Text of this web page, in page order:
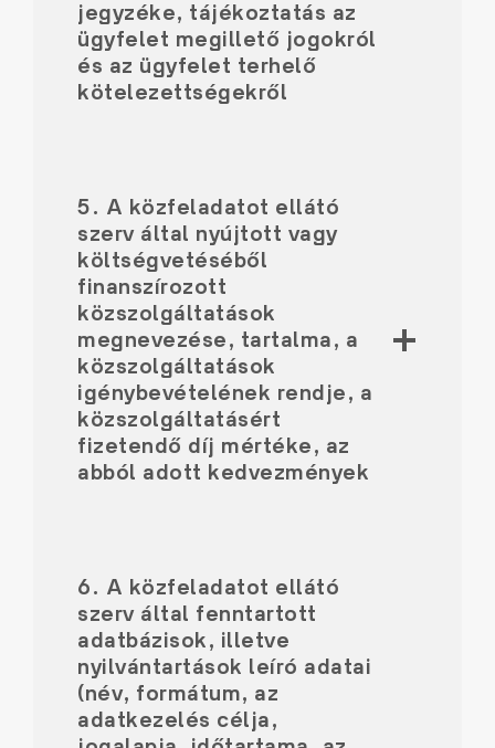
jegyzéke, tájékoztatás az
ügyfelet megillető jogokról
és az ügyfelet terhelő
kötelezettségekről
5. A közfeladatot ellátó
szerv által nyújtott vagy
költségvetéséből
finanszírozott
közszolgáltatások
megnevezése, tartalma, a
közszolgáltatások
igénybevételének rendje, a
közszolgáltatásért
fizetendő díj mértéke, az
abból adott kedvezmények
6. A közfeladatot ellátó
szerv által fenntartott
adatbázisok, illetve
nyilvántartások leíró adatai
(név, formátum, az
adatkezelés célja,